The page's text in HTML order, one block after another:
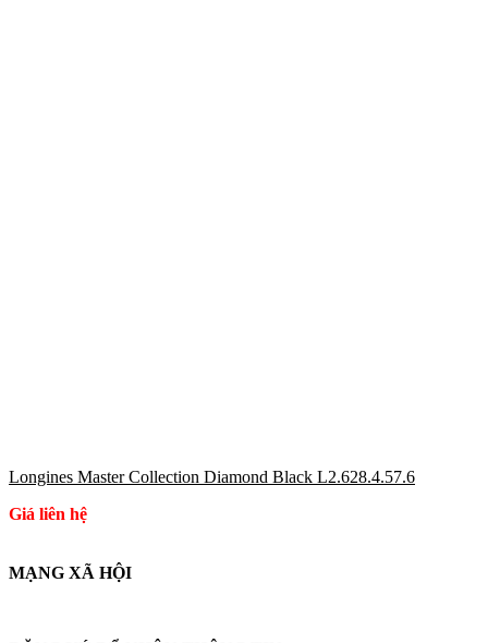
Longines Master Collection Diamond Black L2.628.4.57.6
Giá liên hệ
MẠNG XÃ HỘI